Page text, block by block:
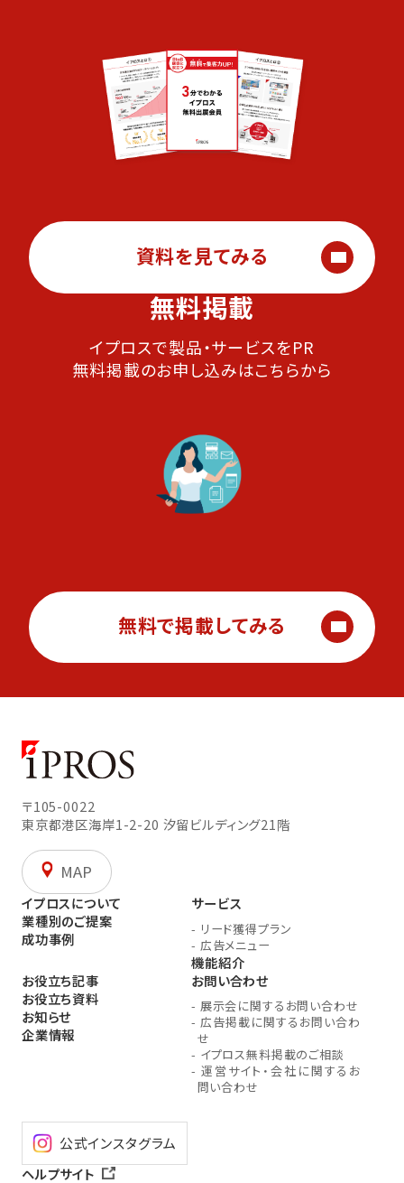
資料を見てみる
無料掲載
イプロスで製品・サービスをPR
無料掲載のお申し込みはこちらから
無料で掲載してみる
〒105-0022
東京都港区海岸1-2-20 汐留ビルディング21階
MAP
イプロスについて
業種別のご提案
成功事例
サービス
- リード獲得プラン
- 広告メニュー
機能紹介
お役立ち記事
お役立ち資料
お知らせ
企業情報
お問い合わせ
- 展示会に関するお問い合わせ
- 広告掲載に関するお問い合わ
せ
- イプロス無料掲載のご相談
- 運営サイト・会社に関するお
問い合わせ
公式インスタグラム
ヘルプサイト